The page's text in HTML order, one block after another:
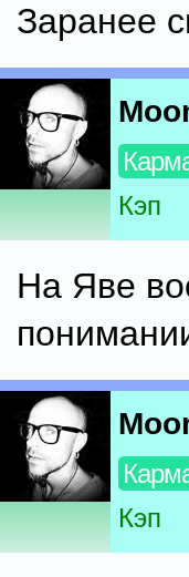
Заранее
Кэп
На Яве
Кэп